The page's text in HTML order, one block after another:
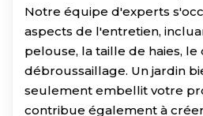
Notre équipe d'experts
aspects de l'entretien,
pelouse, la taille de haies,
débroussaillage. Un jardin
seulement embellit votre
contribue également à